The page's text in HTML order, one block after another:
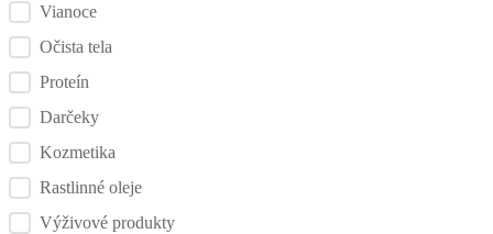
Vianoce
Očista tela
Proteín
Darčeky
Kozmetika
Rastlinné oleje
Výživové produkty